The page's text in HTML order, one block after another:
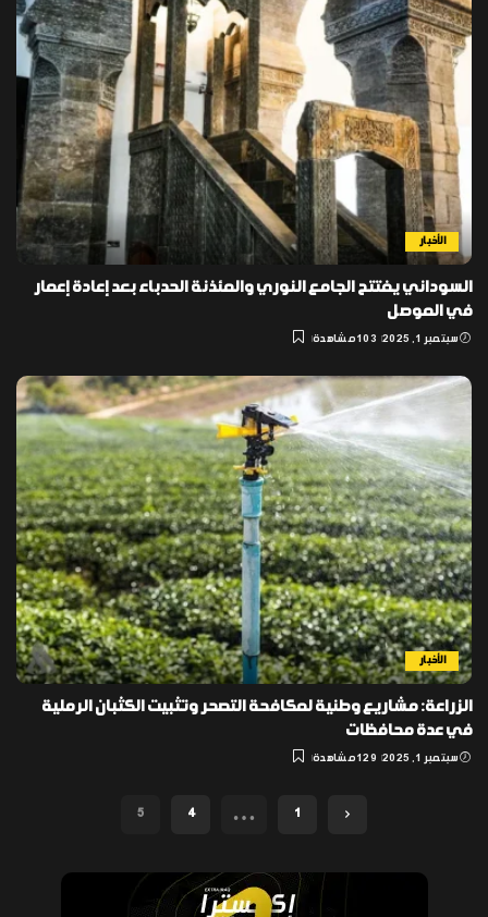
الأخبار
السوداني يفتتح الجامع النوري والمئذنة الحدباء بعد إعادة إعمار
في الموصل
سبتمبر 1, 2025 103 مشاهدة
الأخبار
الزراعة: مشاريع وطنية لمكافحة التصحر وتثبيت الكثبان الرملية
في عدة محافظات
سبتمبر 1, 2025 129 مشاهدة
1
…
4
5